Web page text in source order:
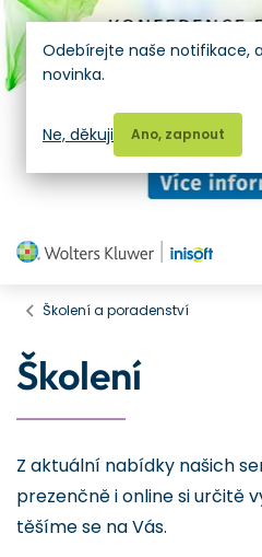
Školení a poradenství
Školení
Z aktuální nabídky našich
prezenčně i online si určitě
těšíme se na Vás.
Odebírejte naše notifikace,
novinka.
Ano, zapnout
Ne, děkuji